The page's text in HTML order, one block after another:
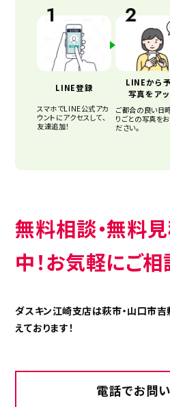
LINE登録
スマホでLINE公式アカ
ウントにアクセスして、
友達追加！
LINEから
写真をア
ご都合の良い日
りごとの写真を
ださい。
無料相談・無料
中！お気軽にご相
ダスキン江崎支店は萩市・山口市
えております！
電話でお問